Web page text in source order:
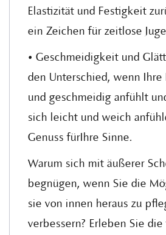
Elastizität und Festigkeit
ein Zeichen für zeitlose
• Geschmeidigkeit und
den Unterschied, wenn
und geschmeidig anfühlt
sich leicht und weich
Genuss fürIhre Sinne.
Warum sich mit äußerer
begnügen, wenn Sie die
sie von innen heraus zu
verbessern? Erleben Sie